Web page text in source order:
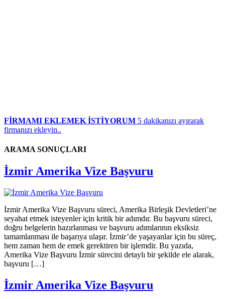
FİRMAMI EKLEMEK İSTİYORUM 5 dakikanızı ayırarak
firmanızı ekleyin..
ARAMA SONUÇLARI
İzmir Amerika Vize Başvuru
İzmir Amerika Vize Başvuru süreci, Amerika Birleşik Devletleri’ne
seyahat etmek isteyenler için kritik bir adımdır. Bu başvuru süreci,
doğru belgelerin hazırlanması ve başvuru adımlarının eksiksiz
tamamlanması ile başarıya ulaşır. İzmir’de yaşayanlar için bu süreç,
hem zaman hem de emek gerektiren bir işlemdir. Bu yazıda,
Amerika Vize Başvuru İzmir sürecini detaylı bir şekilde ele alarak,
başvuru […]
İzmir Amerika Vize Başvuru